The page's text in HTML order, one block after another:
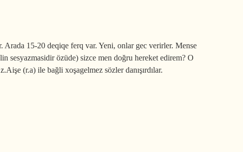
15-20 deqiqe ferq var. Yeni, onlar gec verirler. Mense
sesyazmasidir özüde) sizce men doğru hereket edirem? O
(r.a) ile bağli xoşagelmez sözler danışırdılar.